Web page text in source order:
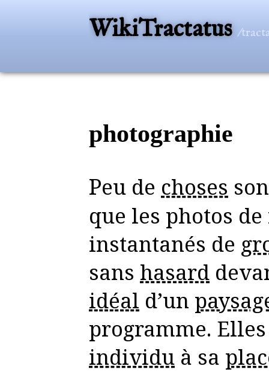
WikiTractatus /
photographie
Peu de choses
que les photos
instantanés de
sans hasard
idéal d’un
programme.
individu à sa